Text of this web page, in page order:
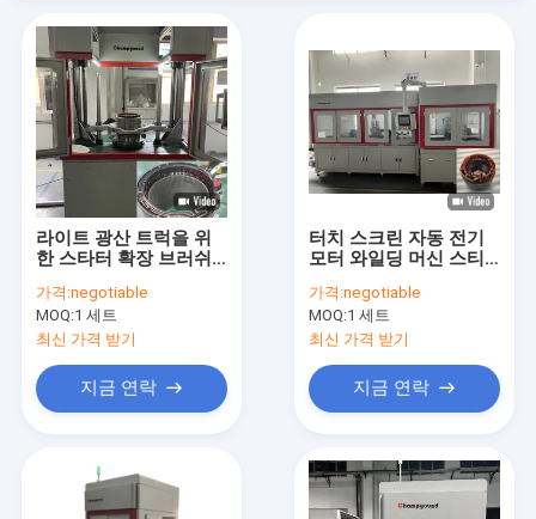
라이트 광산 트럭을 위
한 스타터 확장 브러쉬
일딩 머신
가격:negotiable
MOQ:1 세트
최신 가격 받기
지금 연락
터치 스크린 자동 전기
모터 와일딩 머신 스티
가격:negotiable
MOQ:1 세트
최신 가격 받기
지금 연락